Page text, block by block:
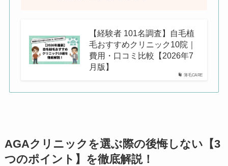
薄毛CARE
【経験者 101名調査】自毛植
毛おすすめクリニック10院｜
費用・口コミ比較【2026年7
月版】
AGAクリニックを選ぶ際の後悔しない【3
つのポイント】を徹底解説！